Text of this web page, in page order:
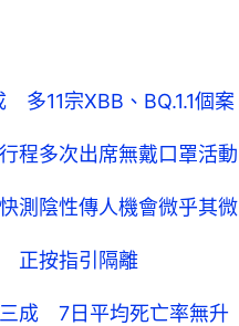
11宗XBB、BQ.1.1個案
程多次出席無戴口罩活動
測陰性傳人機會微乎其微
正按指引隔離
成 7日平均死亡率無升